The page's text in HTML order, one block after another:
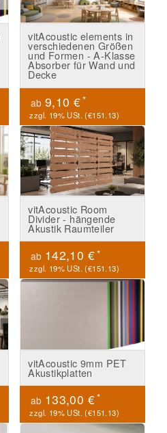
vitAcoustic elements in
verschiedenen Größen
und Formen - A-Klasse
Absorber für Wand und
Decke
ab 9,10 €*
zzgl. 19% USt. (€151.13)
vitAcoustic Room
Divider - hängende
Akustik Raumteiler
ab 142,10 €*
zzgl. 19% USt. (€151.13)
vitAcoustic 9mm PET
Akustikplatten
ab 133,00 €*
zzgl. 19% USt. (€151.13)